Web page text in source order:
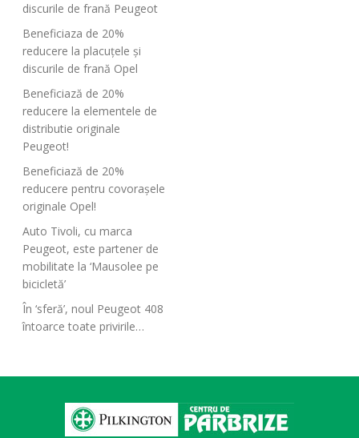
discurile de frană Peugeot
Beneficiaza de 20%
reducere la placuțele și
discurile de frană Opel
Beneficiază de 20%
reducere la elementele de
distributie originale
Peugeot!
Beneficiază de 20%
reducere pentru covorașele
originale Opel!
Auto Tivoli, cu marca
Peugeot, este partener de
mobilitate la ‘Mausolee pe
bicicletă’
În ‘sferă’, noul Peugeot 408
întoarce toate privirile…